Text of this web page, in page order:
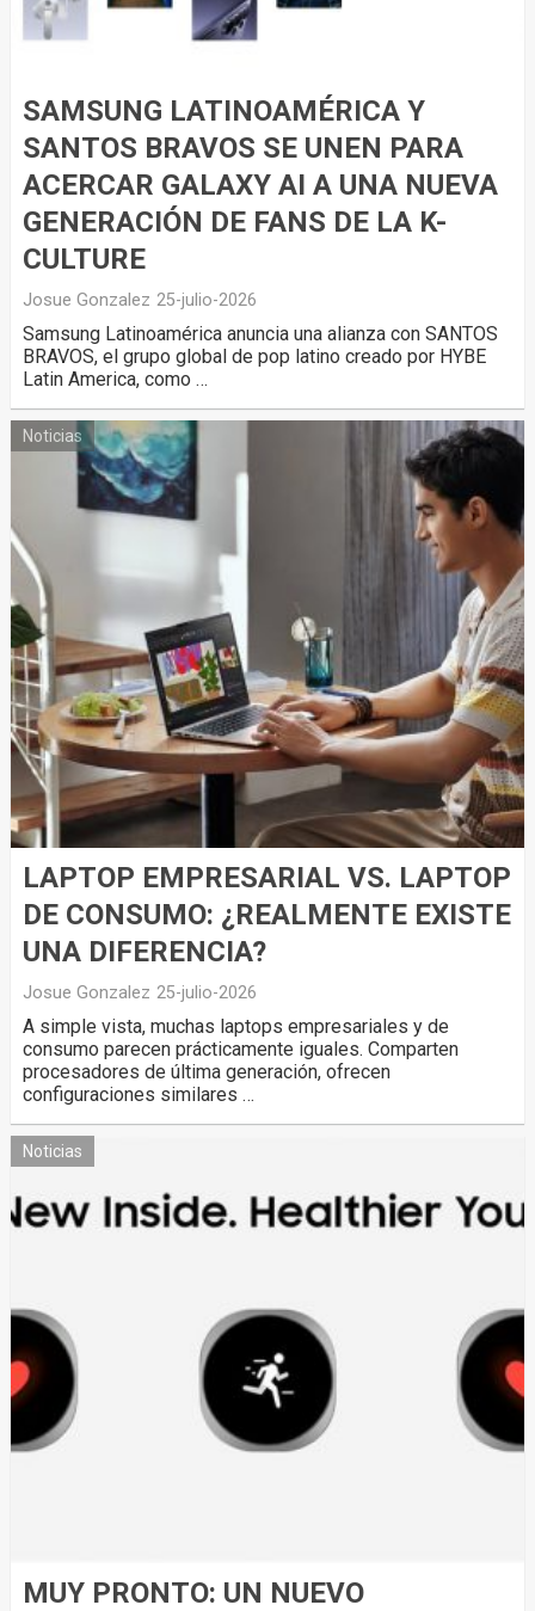
SAMSUNG LATINOAMÉRICA Y
SANTOS BRAVOS SE UNEN PARA
ACERCAR GALAXY AI A UNA NUEVA
GENERACIÓN DE FANS DE LA K-
CULTURE
Josue Gonzalez 25-julio-2026
Samsung Latinoamérica anuncia una alianza con SANTOS
BRAVOS, el grupo global de pop latino creado por HYBE
Latin America, como …
Noticias
LAPTOP EMPRESARIAL VS. LAPTOP
DE CONSUMO: ¿REALMENTE EXISTE
UNA DIFERENCIA?
Josue Gonzalez 25-julio-2026
A simple vista, muchas laptops empresariales y de
consumo parecen prácticamente iguales. Comparten
procesadores de última generación, ofrecen
configuraciones similares …
Noticias
MUY PRONTO: UN NUEVO